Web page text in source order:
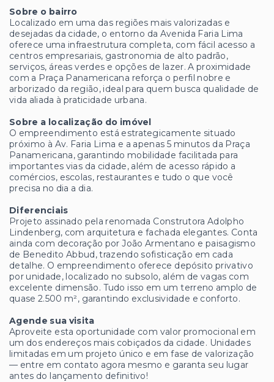
Sobre o bairro
Localizado em uma das regiões mais valorizadas e
desejadas da cidade, o entorno da Avenida Faria Lima
oferece uma infraestrutura completa, com fácil acesso a
centros empresariais, gastronomia de alto padrão,
serviços, áreas verdes e opções de lazer. A proximidade
com a Praça Panamericana reforça o perfil nobre e
arborizado da região, ideal para quem busca qualidade de
vida aliada à praticidade urbana.
Sobre a localização do imóvel
O empreendimento está estrategicamente situado
próximo à Av. Faria Lima e a apenas 5 minutos da Praça
Panamericana, garantindo mobilidade facilitada para
importantes vias da cidade, além de acesso rápido a
comércios, escolas, restaurantes e tudo o que você
precisa no dia a dia.
Diferenciais
Projeto assinado pela renomada Construtora Adolpho
Lindenberg, com arquitetura e fachada elegantes. Conta
ainda com decoração por João Armentano e paisagismo
de Benedito Abbud, trazendo sofisticação em cada
detalhe. O empreendimento oferece depósito privativo
por unidade, localizado no subsolo, além de vagas com
excelente dimensão. Tudo isso em um terreno amplo de
quase 2.500 m², garantindo exclusividade e conforto.
Agende sua visita
Aproveite esta oportunidade com valor promocional em
um dos endereços mais cobiçados da cidade. Unidades
limitadas em um projeto único e em fase de valorização
— entre em contato agora mesmo e garanta seu lugar
antes do lançamento definitivo!